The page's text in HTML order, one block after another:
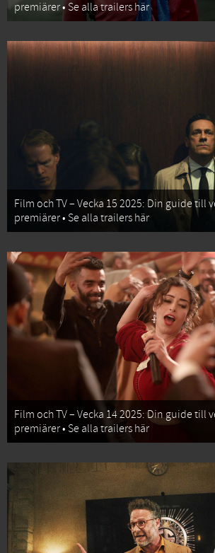
premiärer • Se alla trailers här
Film och TV – Vecka 15 2025: Din guide till
premiärer • Se alla trailers här
Film och TV – Vecka 14 2025: Din guide till
premiärer • Se alla trailers här